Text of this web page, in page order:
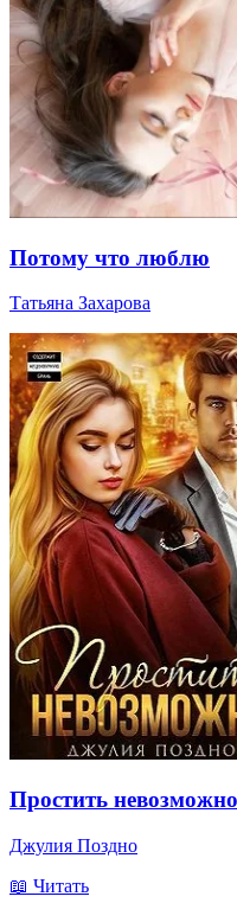
Потому что люблю
Татьяна Захарова
Простить невозможно
Джулия Поздно
📖 Читать